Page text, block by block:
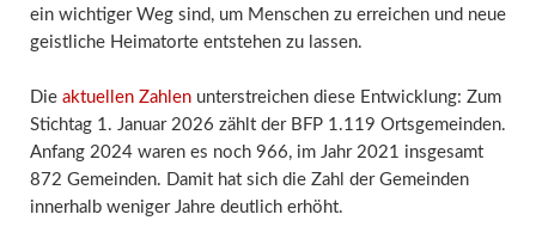
ein wichtiger Weg sind, um Menschen zu erreichen und neue
geistliche Heimatorte entstehen zu lassen.
Die aktuellen Zahlenunterstreichen diese Entwicklung: Zum
Stichtag 1. Januar 2026 zählt der BFP 1.119 Ortsgemeinden.
Anfang 2024 waren es noch 966, im Jahr 2021 insgesamt
872 Gemeinden. Damit hat sich die Zahl der Gemeinden
innerhalb weniger Jahre deutlich erhöht.